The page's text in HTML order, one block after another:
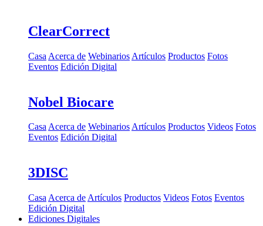
ClearCorrect
Casa Acerca de Webinarios Artículos Productos Fotos
Eventos Edición Digital
Nobel Biocare
CasaAcerca de WebinariosArtículos Productos Videos Fotos
Eventos Edición Digital
3DISC
Casa Acerca de Artículos Productos Videos Fotos Eventos
Edición Digital
Ediciones Digitales